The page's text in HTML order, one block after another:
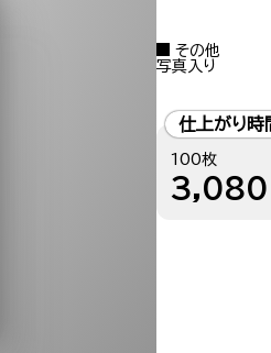
その他
写真入り
仕上がり
100枚
3,080